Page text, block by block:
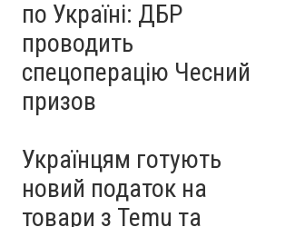
по Україні: ДБР
проводить
спецоперацію Чесний
призов
Українцям готують
новий податок на
товари з Temu та